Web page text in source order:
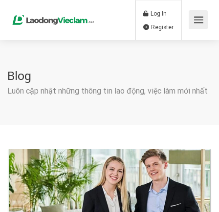
Log In
Blog
Luôn cập nhật những thông tin lao động, việc làm mới nhất